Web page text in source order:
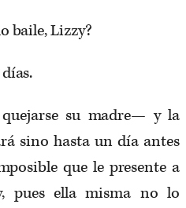
baile, Lizzy?
su madre— y la
sino hasta un día antes
que le presente a
pues ella misma no lo